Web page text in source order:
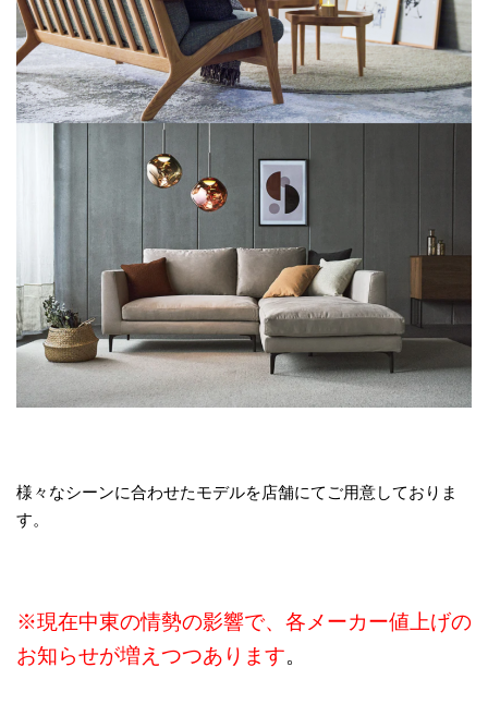
様々なシーンに合わせたモデルを店舗にてご用意しておりま
す。
※現在中東の情勢の影響で、各メーカー値上げの
お知らせが増えつつあります。